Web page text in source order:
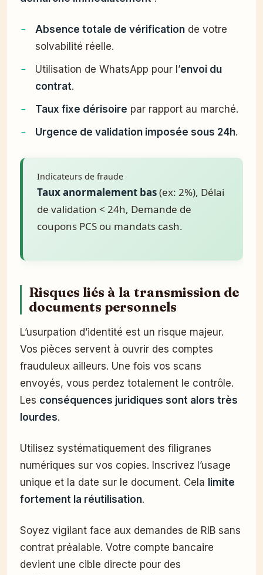
Absence totale de vérification de votre
solvabilité réelle.
Utilisation de WhatsApp pour l’envoi du
contrat.
Taux fixe dérisoire par rapport au marché.
Urgence de validation imposée sous 24h.
Indicateurs de fraude
Taux anormalement bas(ex: 2%), Délai
de validation < 24h, Demande de
coupons PCS ou mandats cash.
Risques liés à la transmission de
documents personnels
L’usurpation d’identité est un risque majeur.
Vos pièces servent à ouvrir des comptes
frauduleux ailleurs. Une fois vos scans
envoyés, vous perdez totalement le contrôle.
Les conséquences juridiques sont alors très
lourdes.
Utilisez systématiquement des filigranes
numériques sur vos copies. Inscrivez l’usage
unique et la date sur le document. Cela limite
fortement la réutilisation.
Soyez vigilant face aux demandes de RIB sans
contrat préalable. Votre compte bancaire
devient une cible directe pour des